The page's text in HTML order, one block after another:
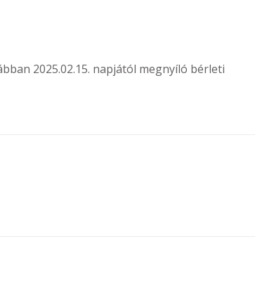
2025.02.15. napjától megnyíló bérleti